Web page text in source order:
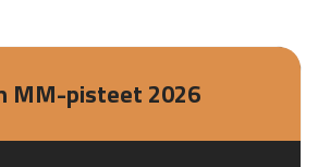
MM-pisteet 2026